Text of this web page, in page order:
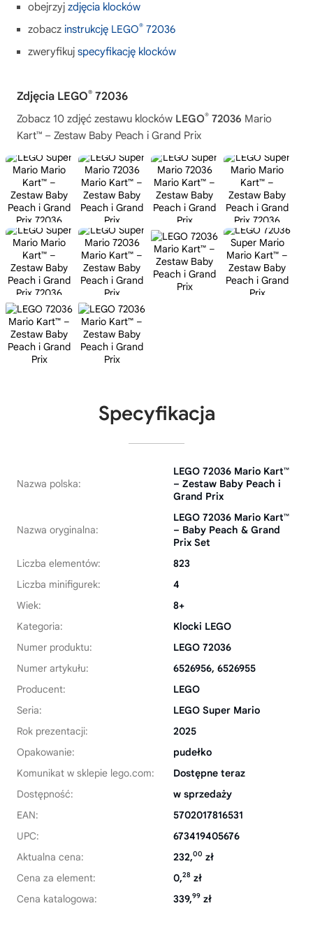
obejrzyj zdjęcia klocków
zobacz instrukcję LEGO® 72036
zweryfikuj specyfikację klocków
Zdjęcia LEGO® 72036
Zobacz 10 zdjęć zestawu klocków LEGO® 72036 Mario
Kart™ – Zestaw Baby Peach i Grand Prix
Specyfikacja
Nazwa polska:
LEGO 72036 Mario Kart™
– Zestaw Baby Peach i
Grand Prix
Nazwa oryginalna:
LEGO 72036 Mario Kart™
– Baby Peach & Grand
Prix Set
Liczba elementów:
823
Liczba minifigurek:
4
Wiek:
8+
Kategoria:
Klocki LEGO
Numer produktu:
LEGO 72036
Numer artykułu:
6526956, 6526955
Producent:
LEGO
Seria:
LEGO Super Mario
Rok prezentacji:
2025
Opakowanie:
pudełko
Komunikat w sklepie lego.com:
Dostępne teraz
Dostępność:
w sprzedaży
EAN:
5702017816531
UPC:
673419405676
Aktualna cena:
232,00 zł
Cena za element:
0,28 zł
Cena katalogowa:
339,99 zł